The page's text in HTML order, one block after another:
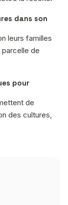
dans son
leurs familles
parcelle de
pour
de
des cultures,